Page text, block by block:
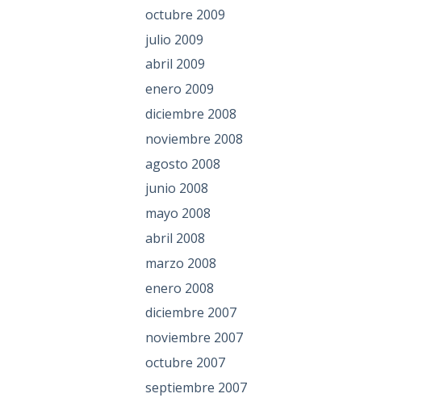
octubre 2009
julio 2009
abril 2009
enero 2009
diciembre 2008
noviembre 2008
agosto 2008
junio 2008
mayo 2008
abril 2008
marzo 2008
enero 2008
diciembre 2007
noviembre 2007
octubre 2007
septiembre 2007